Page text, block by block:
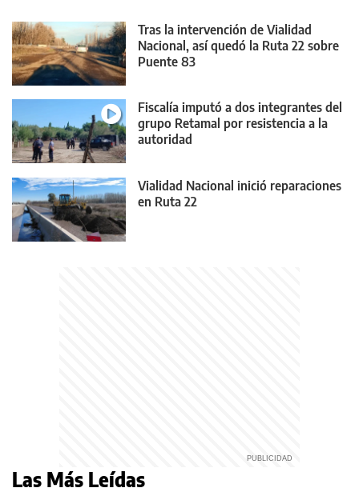
Tras la intervención de Vialidad
Nacional, así quedó la Ruta 22 sobre
Puente 83
Fiscalía imputó a dos integrantes del
grupo Retamal por resistencia a la
autoridad
Vialidad Nacional inició reparaciones
en Ruta 22
Las Más Leídas